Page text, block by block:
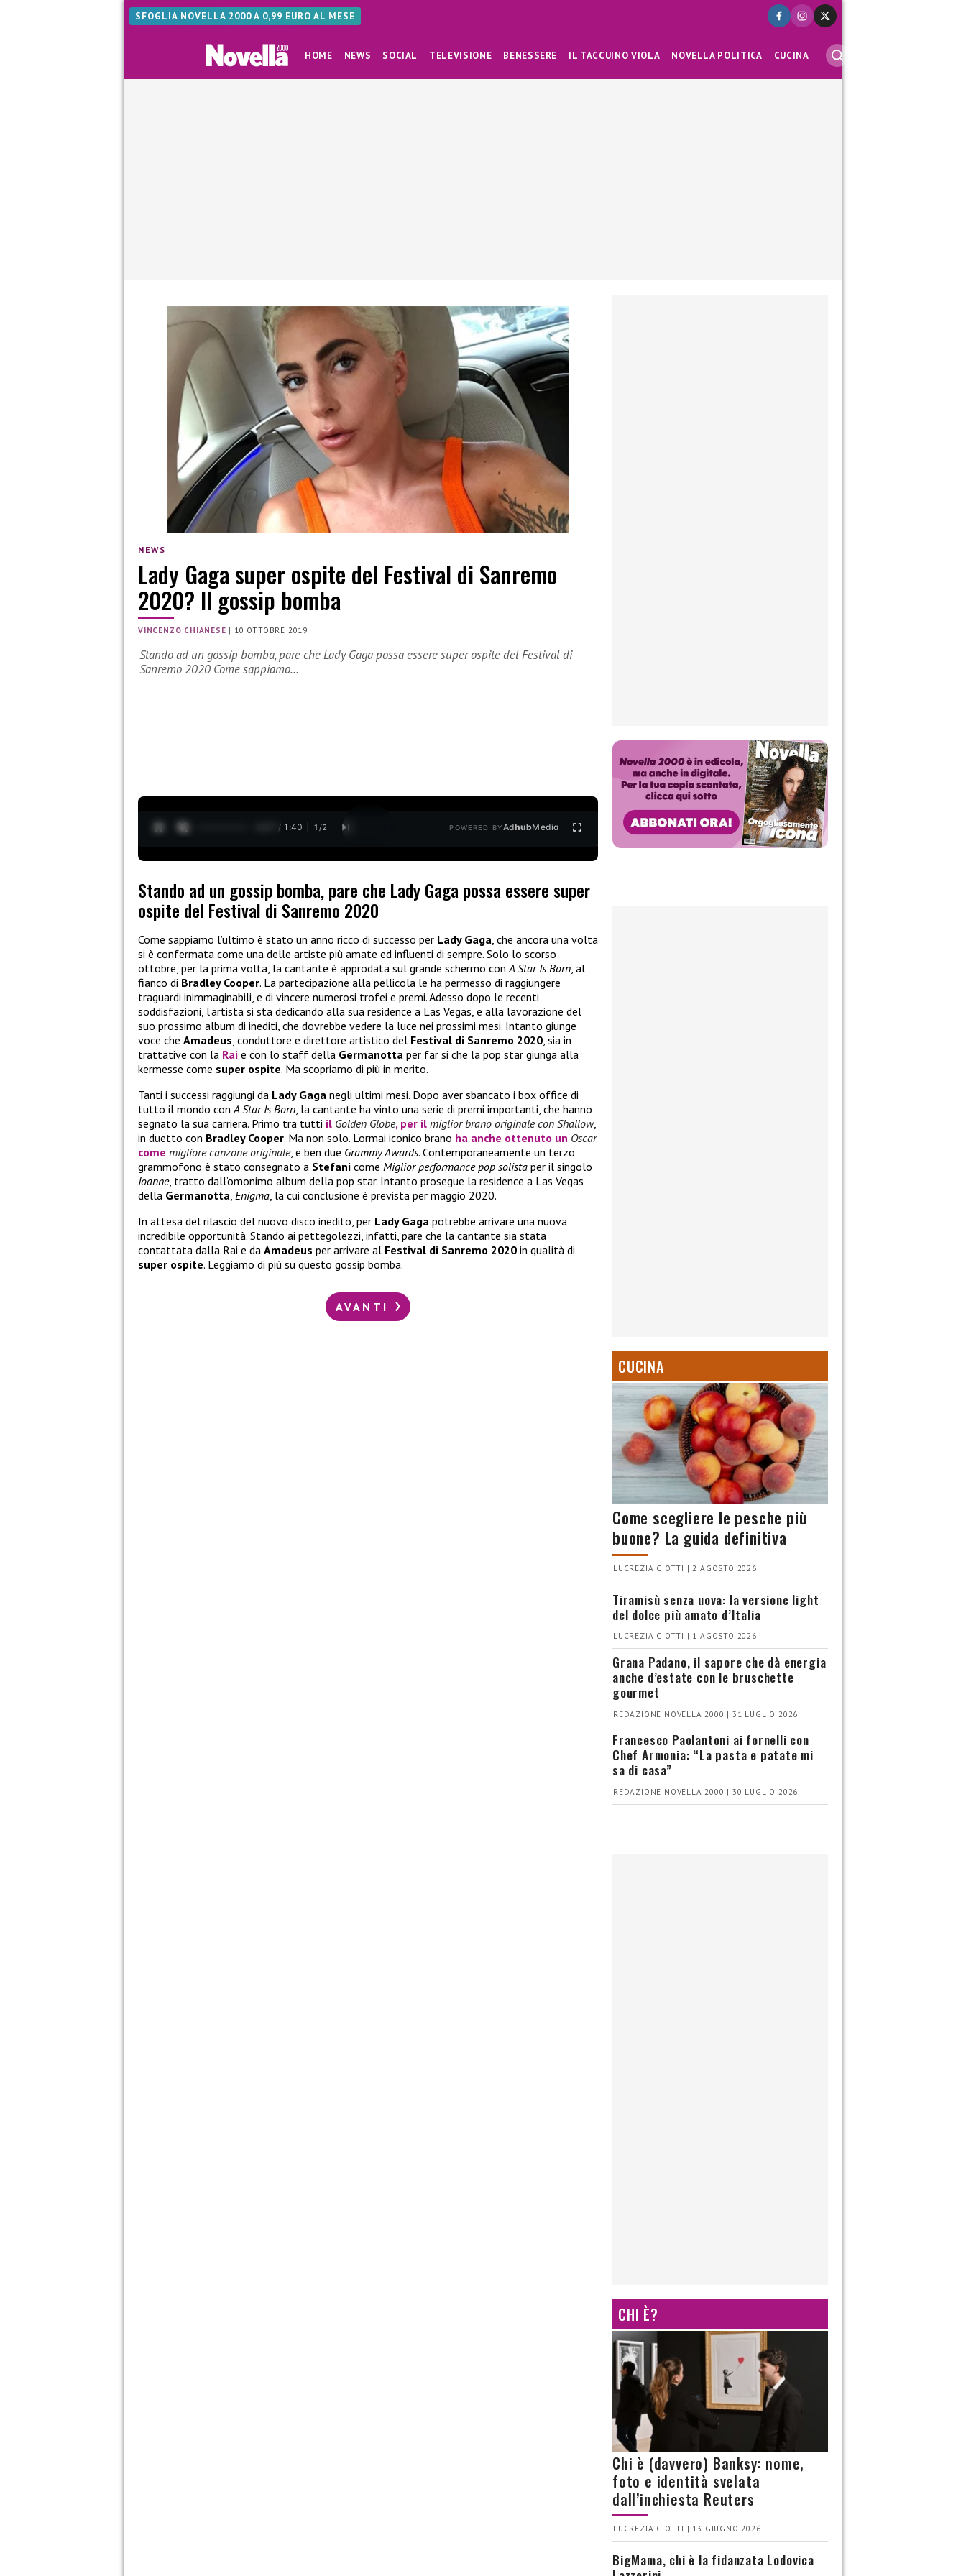
SFOGLIA NOVELLA 2000 A 0,99 EURO AL MESE
HOME NEWS SOCIAL TELEVISIONE BENESSERE IL TACCUINO VIOLA NOVELLA POLITICA CUCINA
NEWS
Lady Gaga super ospite del Festival di Sanremo
2020? Il gossip bomba
VINCENZO CHIANESE | 10 OTTOBRE 2019
Stando ad un gossip bomba, pare che Lady Gaga possa essere super ospite del Festival di
Sanremo 2020 Come sappiamo…
0:28 / 1:40 1 /2 POWERED BYAdhubMedia
Stando ad un gossip bomba, pare che Lady Gaga possa essere super
ospite del Festival di Sanremo 2020
Come sappiamo l’ultimo è stato un anno ricco di successo per Lady Gaga, che ancora una volta
si è confermata come una delle artiste più amate ed influenti di sempre. Solo lo scorso
ottobre, per la prima volta, la cantante è approdata sul grande schermo conA Star Is Born, al
fianco di Bradley Cooper. La partecipazione alla pellicola le ha permesso di raggiungere
traguardi inimmaginabili, e di vincere numerosi trofei e premi. Adesso dopo le recenti
soddisfazioni, l’artista si sta dedicando alla sua residence a Las Vegas, e alla lavorazione del
suo prossimo album di inediti, che dovrebbe vedere la luce nei prossimi mesi. Intanto giunge
voce che Amadeus, conduttore e direttore artistico del Festival di Sanremo 2020, sia in
trattative con la Rai e con lo staff della Germanotta per far si che la pop star giunga alla
kermesse come super ospite. Ma scopriamo di più in merito.
Tanti i successi raggiungi da Lady Gaga negli ultimi mesi. Dopo aver sbancato i box office di
tutto il mondo conA Star Is Born, la cantante ha vinto una serie di premi importanti, che hanno
segnato la sua carriera. Primo tra tutti il Golden Globe, per il miglior brano originale con Shallow,
in duetto con Bradley Cooper. Ma non solo. L’ormai iconico brano ha anche ottenuto un Oscar
come migliore canzone originale, e ben due Grammy Awards. Contemporaneamente un terzo
grammofono è stato consegnato a Stefani come Miglior performance pop solista per il singolo
Joanne, tratto dall’omonimo album della pop star. Intanto prosegue la residence a Las Vegas
della Germanotta, Enigma, la cui conclusione è prevista per maggio 2020.
In attesa del rilascio del nuovo disco inedito, per Lady Gaga potrebbe arrivare una nuova
incredibile opportunità. Stando ai pettegolezzi, infatti, pare che la cantante sia stata
contattata dalla Rai e da Amadeus per arrivare al Festival di Sanremo 2020 in qualità di
super ospite. Leggiamo di più su questo gossip bomba.
AVANTI
CUCINA
Come scegliere le pesche più
buone? La guida definitiva
LUCREZIA CIOTTI | 2 AGOSTO 2026
Tiramisù senza uova: la versione light
del dolce più amato d’Italia
LUCREZIA CIOTTI | 1 AGOSTO 2026
Grana Padano, il sapore che dà energia
anche d’estate con le bruschette
gourmet
REDAZIONE NOVELLA 2000 | 31 LUGLIO 2026
Francesco Paolantoni ai fornelli con
Chef Armonia: “La pasta e patate mi
sa di casa”
REDAZIONE NOVELLA 2000 | 30 LUGLIO 2026
CHI È?
Chi è (davvero) Banksy: nome,
foto e identità svelata
dall’inchiesta Reuters
LUCREZIA CIOTTI | 13 GIUGNO 2026
BigMama, chi è la fidanzata Lodovica